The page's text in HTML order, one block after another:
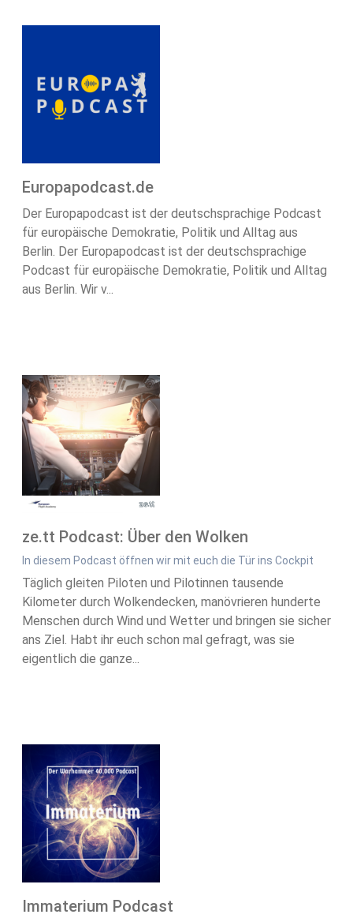
Europapodcast.de
Der Europapodcast ist der deutschsprachige Podcast
für europäische Demokratie, Politik und Alltag aus
Berlin. Der Europapodcast ist der deutschsprachige
Podcast für europäische Demokratie, Politik und Alltag
aus Berlin. Wir v...
ze.tt Podcast: Über den Wolken
In diesem Podcast öffnen wir mit euch die Tür ins Cockpit
Täglich gleiten Piloten und Pilotinnen tausende
Kilometer durch Wolkendecken, manövrieren hunderte
Menschen durch Wind und Wetter und bringen sie sicher
ans Ziel. Habt ihr euch schon mal gefragt, was sie
eigentlich die ganze...
Immaterium Podcast